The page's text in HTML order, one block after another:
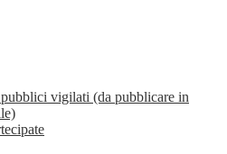
vigilati (da pubblicare in